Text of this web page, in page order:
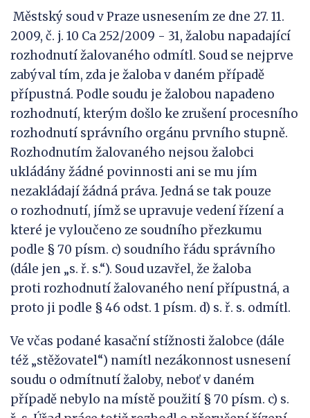
Městský soud v Praze usnesením ze dne 27. 11.
2009, č. j. 10 Ca 252/2009 - 31, žalobu napadající
rozhodnutí žalovaného odmítl. Soud se nejprve
zabýval tím, zda je žaloba v daném případě
přípustná. Podle soudu je žalobou napadeno
rozhodnutí, kterým došlo ke zrušení procesního
rozhodnutí správního orgánu prvního stupně.
Rozhodnutím žalovaného nejsou žalobci
ukládány žádné povinnosti ani se mu jím
nezakládají žádná práva. Jedná se tak pouze
o rozhodnutí, jímž se upravuje vedení řízení a
které je vyloučeno ze soudního přezkumu
podle § 70 písm. c) soudního řádu správního
(dále jen „s. ř. s.“). Soud uzavřel, že žaloba
proti rozhodnutí žalovaného není přípustná, a
proto ji podle § 46 odst. 1 písm. d) s. ř. s. odmítl.
Ve včas podané kasační stížnosti žalobce (dále
též „stěžovatel“) namítl nezákonnost usnesení
soudu o odmítnutí žaloby, neboť v daném
případě nebylo na místě použití § 70 písm. c) s.